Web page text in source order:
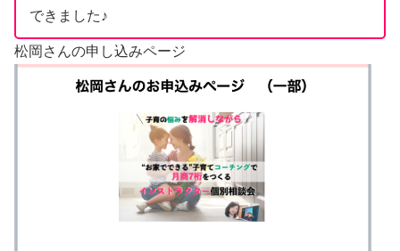
できました♪
松岡さんの申し込みページ